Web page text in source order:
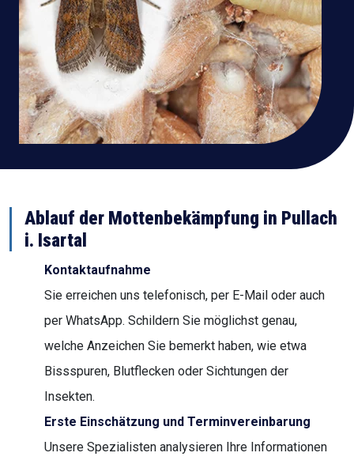
Ablauf der Mottenbekämpfung in Pullach
i. Isartal
Kontaktaufnahme
Sie erreichen uns telefonisch, per E-Mail oder auch
per WhatsApp. Schildern Sie möglichst genau,
welche Anzeichen Sie bemerkt haben, wie etwa
Bissspuren, Blutflecken oder Sichtungen der
Insekten.
Erste Einschätzung und Terminvereinbarung
Unsere Spezialisten analysieren Ihre Informationen